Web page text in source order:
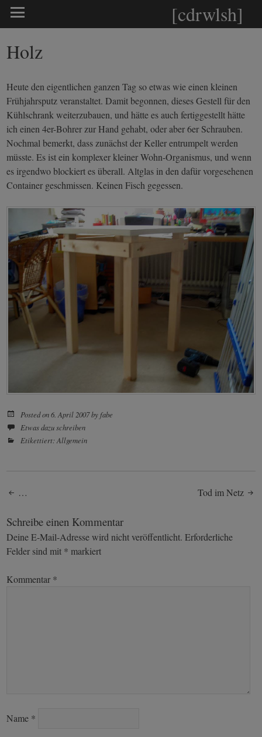
[cdrwlsh]
Holz
Heute den eigentlichen ganzen Tag so etwas wie einen kleinen
Frühjahrsputz veranstaltet. Damit begonnen, dieses Gestell für den
Kühlschrank weiterzubauen, und hätte es auch fertiggestellt hätte
ich einen 4er-Bohrer zur Hand gehabt, oder aber 6er Schrauben.
Nochmal bemerkt, dass zunächst der Keller entrumpelt werden
müsste. Es ist ein komplexer kleiner Wohn-Organismus, und wenn
es irgendwo blockiert es überall. Altglas in den dafür vorgesehenen
Container geschmissen. Keinen Fisch gegessen.
Posted on6. April 2007by fabe
Etwas dazu schreiben
Etikettiert:Allgemein
Post
navigation
… Tod im Netz
Schreibe einen Kommentar
Deine E-Mail-Adresse wird nicht veröffentlicht. Erforderliche
Felder sind mit * markiert
Kommentar *
Name *